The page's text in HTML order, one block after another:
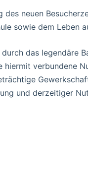
des neuen
sowie dem Leben
das legendäre
hiermit verbundene
und derzeitiger